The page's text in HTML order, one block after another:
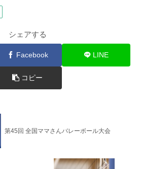
シェアする
Facebook LINE
コピー
第45回 全国ママさんバレーボール大会